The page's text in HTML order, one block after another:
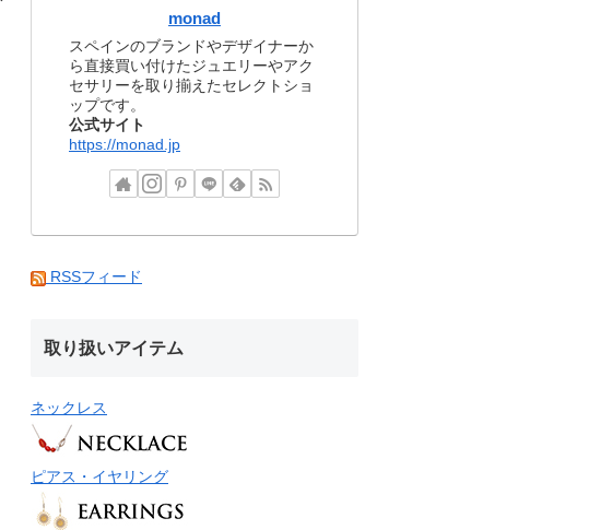
monad
スペインのブランドやデザイナーか
ら直接買い付けたジュエリーやアク
セサリーを取り揃えたセレクトショ
ップです。
公式サイト
https://monad.jp
RSSフィード
取り扱いアイテム
ネックレス
ピアス・イヤリング